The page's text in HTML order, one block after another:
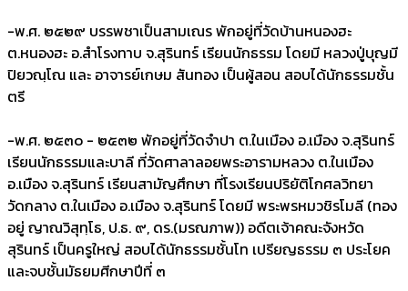
-พ.ศ. ๒๕๒๙ บรรพชาเป็นสามเณร พักอยู่ที่วัดบ้านหนองฮะ
ต.หนองฮะ อ.สำโรงทาบ จ.สุรินทร์ เรียนนักธรรม โดยมี หลวงปู่บุญมี
ปิยวณฺโณ และ อาจารย์เกษม สันทอง เป็นผู้สอน สอบได้นักธรรมชั้น
ตรี
-พ.ศ. ๒๕๓๐ - ๒๕๓๒ พักอยู่ที่วัดจำปา ต.ในเมือง อ.เมือง จ.สุรินทร์
เรียนนักธรรมและบาลี ที่วัดศาลาลอยพระอารามหลวง ต.ในเมือง
อ.เมือง จ.สุรินทร์ เรียนสามัญศึกษา ที่โรงเรียนปริยัติโกศลวิทยา
วัดกลาง ต.ในเมือง อ.เมือง จ.สุรินทร์ โดยมี พระพรหมวชิรโมลี (ทอง
อยู่ ญาณวิสุทฺโธ, ป.ธ. ๙, ดร.(มรณภาพ)) อดีตเจ้าคณะจังหวัด
สุรินทร์ เป็นครูใหญ่ สอบได้นักธรรมชั้นโท เปรียญธรรม ๓ ประโยค
และจบชั้นมัธยมศีกษาปีที่ ๓